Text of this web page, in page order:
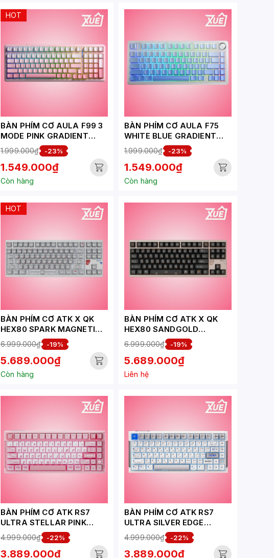
HOT
BÀN PHÍM CƠ AULA F99 3
MODE PINK GRADIENT
DREAM SAKURA SWITCH
1.999.000₫ -23%
1.549.000₫
Còn hàng
BÀN PHÍM CƠ AULA F75
WHITE BLUE GRADIENT
OUTEMU SILENT PEACH V3
SWITCH
1.999.000₫ -23%
1.549.000₫
Còn hàng
HOT
BÀN PHÍM CƠ ATK X QK
HEX80 SPARK MAGNETIC
SWITCH
6.999.000₫ -19%
5.689.000₫
Còn hàng
BÀN PHÍM CƠ ATK X QK
HEX80 SANDGOLD
MAGNETIC SWITCH
6.999.000₫ -19%
5.689.000₫
Liên hệ
BÀN PHÍM CƠ ATK RS7
ULTRA STELLAR PINK
BLAZEBLADE SWITCH
4.999.000₫ -22%
3.889.000₫
BÀN PHÍM CƠ ATK RS7
ULTRA SILVER EDGE
SNOWBLADE SWITCH
4.999.000₫ -22%
3.889.000₫